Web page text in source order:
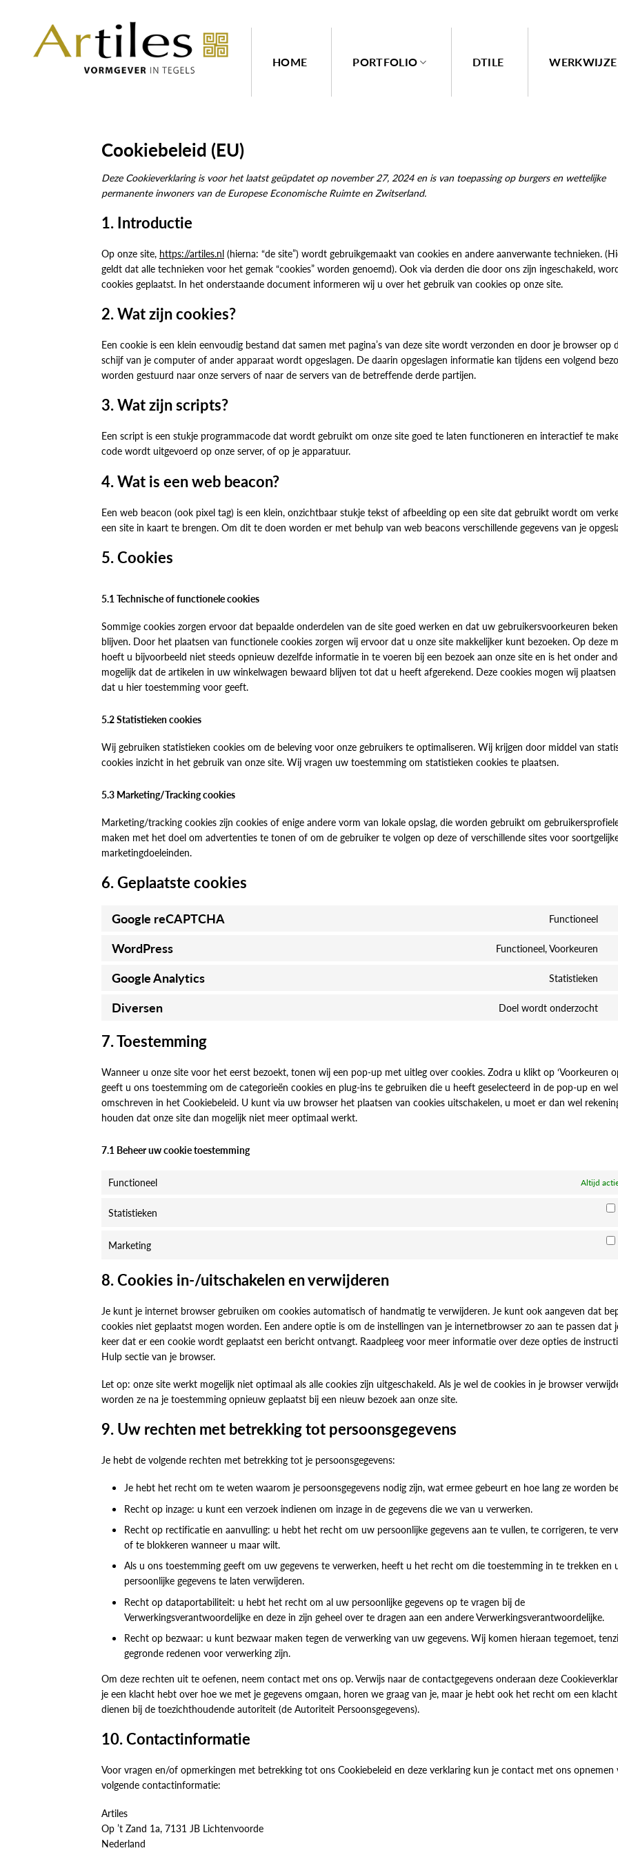
HOME
PORTFOLIO DTILE WERKWIJZE
Cookiebeleid (EU)
Deze Cookieverklaring is voor het laatst geüpdatet op november 27, 2024 en is van toepassing op burgers en wettelijke
permanente inwoners van de Europese Economische Ruimte en Zwitserland.
1. Introductie
Op onze site, https://artiles.nl (hierna: “de site”) wordt gebruikgemaakt van cookies en andere aanverwante technieken.
geldt dat alle technieken voor het gemak “cookies” worden genoemd). Ook via derden die door ons zijn ingeschakeld,
cookies geplaatst. In het onderstaande document informeren wij u over het gebruik van cookies op onze site.
2. Wat zijn cookies?
Een cookie is een klein eenvoudig bestand dat samen met pagina’s van deze site wordt verzonden en door je browser op
schijf van je computer of ander apparaat wordt opgeslagen. De daarin opgeslagen informatie kan tijdens een volgend
worden gestuurd naar onze servers of naar de servers van de betreffende derde partijen.
3. Wat zijn scripts?
Een script is een stukje programmacode dat wordt gebruikt om onze site goed te laten functioneren en interactief te
code wordt uitgevoerd op onze server, of op je apparatuur.
4. Wat is een web beacon?
Een web beacon (ook pixel tag) is een klein, onzichtbaar stukje tekst of afbeelding op een site dat gebruikt wordt om
een site in kaart te brengen. Om dit te doen worden er met behulp van web beacons verschillende gegevens van je
5. Cookies
5.1 Technische of functionele cookies
Sommige cookies zorgen ervoor dat bepaalde onderdelen van de site goed werken en dat uw gebruikersvoorkeuren
blijven. Door het plaatsen van functionele cookies zorgen wij ervoor dat u onze site makkelijker kunt bezoeken. Op deze
hoeft u bijvoorbeeld niet steeds opnieuw dezelfde informatie in te voeren bij een bezoek aan onze site en is het onder
mogelijk dat de artikelen in uw winkelwagen bewaard blijven tot dat u heeft afgerekend. Deze cookies mogen wij
dat u hier toestemming voor geeft.
5.2 Statistieken cookies
Wij gebruiken statistieken cookies om de beleving voor onze gebruikers te optimaliseren. Wij krijgen door middel van
cookies inzicht in het gebruik van onze site. Wij vragen uw toestemming om statistieken cookies te plaatsen.
5.3 Marketing/Tracking cookies
Marketing/tracking cookies zijn cookies of enige andere vorm van lokale opslag, die worden gebruikt om
maken met het doel om advertenties te tonen of om de gebruiker te volgen op deze of verschillende sites voor
marketingdoeleinden.
6. Geplaatste cookies
Google reCAPTCHA Functioneel
WordPress Functioneel, Voorkeuren
Google Analytics Statistieken
Diversen Doel wordt onderzocht
7. Toestemming
Wanneer u onze site voor het eerst bezoekt, tonen wij een pop-up met uitleg over cookies. Zodra u klikt op ‘Voorkeuren
geeft u ons toestemming om de categorieën cookies en plug-ins te gebruiken die u heeft geselecteerd in de pop-up en
omschreven in het Cookiebeleid. U kunt via uw browser het plaatsen van cookies uitschakelen, u moet er dan wel
houden dat onze site dan mogelijk niet meer optimaal werkt.
7.1 Beheer uw cookie toestemming
Functioneel Altijd
Statistieken
Marketing
8. Cookies in-/uitschakelen en verwijderen
Je kunt je internet browser gebruiken om cookies automatisch of handmatig te verwijderen. Je kunt ook aangeven dat
cookies niet geplaatst mogen worden. Een andere optie is om de instellingen van je internetbrowser zo aan te passen dat
keer dat er een cookie wordt geplaatst een bericht ontvangt. Raadpleeg voor meer informatie over deze opties de
Hulp sectie van je browser.
Let op: onze site werkt mogelijk niet optimaal als alle cookies zijn uitgeschakeld. Als je wel de cookies in je browser
worden ze na je toestemming opnieuw geplaatst bij een nieuw bezoek aan onze site.
9. Uw rechten met betrekking tot persoonsgegevens
Je hebt de volgende rechten met betrekking tot je persoonsgegevens:
Je hebt het recht om te weten waarom je persoonsgegevens nodig zijn, wat ermee gebeurt en hoe lang ze worden
Recht op inzage: u kunt een verzoek indienen om inzage in de gegevens die we van u verwerken.
Recht op rectificatie en aanvulling: u hebt het recht om uw persoonlijke gegevens aan te vullen, te corrigeren, te
of te blokkeren wanneer u maar wilt.
Als u ons toestemming geeft om uw gegevens te verwerken, heeft u het recht om die toestemming in te trekken en
persoonlijke gegevens te laten verwijderen.
Recht op dataportabiliteit: u hebt het recht om al uw persoonlijke gegevens op te vragen bij de
Verwerkingsverantwoordelijke en deze in zijn geheel over te dragen aan een andere Verwerkingsverantwoordelijke.
Recht op bezwaar: u kunt bezwaar maken tegen de verwerking van uw gegevens. Wij komen hieraan tegemoet,
gegronde redenen voor verwerking zijn.
Om deze rechten uit te oefenen, neem contact met ons op. Verwijs naar de contactgegevens onderaan deze
je een klacht hebt over hoe we met je gegevens omgaan, horen we graag van je, maar je hebt ook het recht om een
dienen bij de toezichthoudende autoriteit (de Autoriteit Persoonsgegevens).
10. Contactinformatie
Voor vragen en/of opmerkingen met betrekking tot ons Cookiebeleid en deze verklaring kun je contact met ons opnemen
volgende contactinformatie:
Artiles
Op ’t Zand 1a, 7131 JB Lichtenvoorde
Nederland